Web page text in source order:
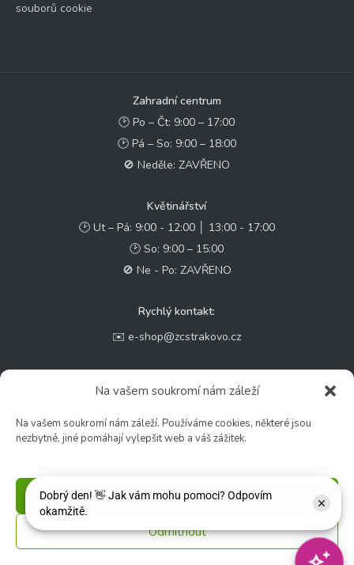
Na vašem soukromí nám záleží
Na vašem soukromí nám záleží. Používáme cookies, některé jsou
nezbytné, jiné pomáhají vylepšit web a váš zážitek.
Příjmout
Odmítnout
souborů cookie
Zahradní centrum
🕑 Po – Čt: 9:00 – 17:00
🕑 Pá – So: 9:00 – 18:00
🚫 Neděle: ZAVŘENO
Květinářství
🕑 Ut – Pá: 9:00 - 12:00 │ 13:00 - 17:00
🕑 So: 9:00 – 15:00
🚫 Ne - Po: ZAVŘENO
Rychlý kontakt:
✉️ e-shop@zcstrakovo.cz
© 2026 Zahradní centrum "Strakovo" s.r.o. – Všechna práva vyhrazena. |